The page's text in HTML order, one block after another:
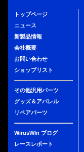
トップページ
ニュース
新製品情報
会社概要
お問い合わせ
ショップリスト
その他汎用パーツ
グッズ＆アパレル
リペアパーツ
WirusWIn ブログ
レースレポート